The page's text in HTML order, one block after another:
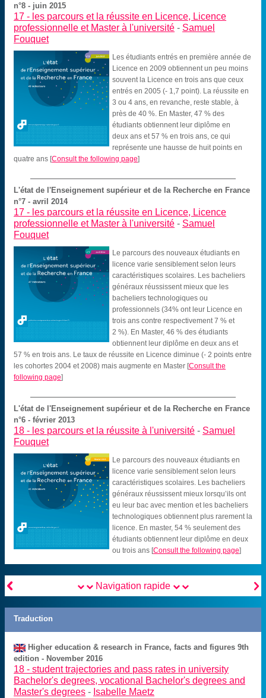
n°8 - juin 2015
17 - les parcours et la réussite en Licence, Licence
professionnelle et Master à l'université - Samuel
Fouquet
Les étudiants entrés en première année de
Licence en 2009 obtiennent un peu moins
souvent la Licence en trois ans que ceux
entrés en 2005 (- 1,7 point). La réussite en
3 ou 4 ans, en revanche, reste stable, à
près de 40 %. En Master, 47 % des
étudiants obtiennent leur diplôme en
deux ans et 57 % en trois ans, ce qui
représente une hausse de huit points en
quatre ans [Consult the following page]
L'état de l'Enseignement supérieur et de la Recherche en France
n°7 - avril 2014
17 - les parcours et la réussite en Licence, Licence
professionnelle et Master à l'université - Samuel
Fouquet
Le parcours des nouveaux étudiants en
licence varie sensiblement selon leurs
caractéristiques scolaires. Les bacheliers
généraux réussissent mieux que les
bacheliers technologiques ou
professionnels (34% ont leur Licence en
trois ans contre respectivement 7 % et
2 %). En Master, 46 % des étudiants
obtiennent leur diplôme en deux ans et
57 % en trois ans. Le taux de réussite en Licence diminue (- 2 points entre
les cohortes 2004 et 2008) mais augmente en Master [Consult the
following page]
L'état de l'Enseignement supérieur et de la Recherche en France
n°6 - février 2013
18 - les parcours et la réussite à l'université - Samuel
Fouquet
Le parcours des nouveaux étudiants en
licence varie sensiblement selon leurs
caractéristiques scolaires. Les bacheliers
généraux réussissent mieux lorsqu’ils ont
eu leur bac avec mention et les bacheliers
technologiques obtiennent plus rarement la
licence. En master, 54 % seulement des
étudiants obtiennent leur diplôme en deux
ou trois ans [Consult the following page]
 
Navigation rapide
Traduction
Higher education & research in France, facts and figures 9th
edition - November 2016
18 -student trajectories and pass rates in university
Bachelor's degrees, vocational Bachelor's degrees and
Master's degrees - Isabelle Maetz